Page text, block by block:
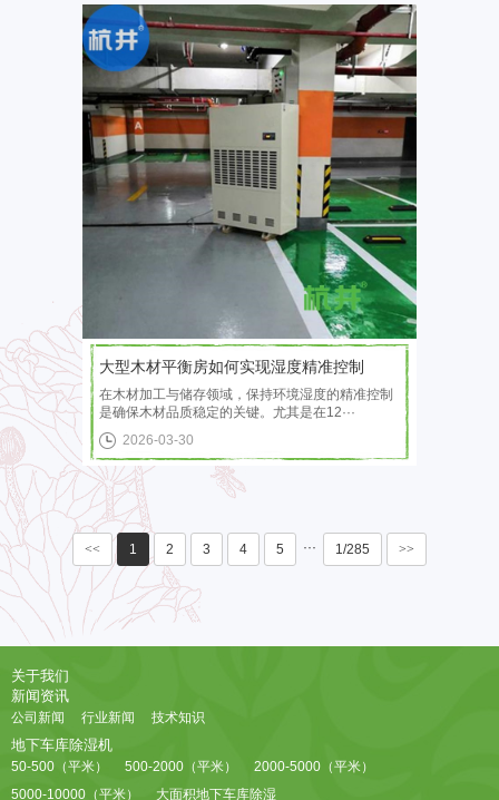
大型木材平衡房如何实现湿度精准控制
在木材加工与储存领域，保持环境湿度的精准控制
是确保木材品质稳定的关键。尤其是在12···
2026-03-30
<< 1 2 3 4 5 ··· 1/285 >>
关于我们
新闻资讯
公司新闻 行业新闻 技术知识
地下车库除湿机
50-500（平米） 500-2000（平米）
2000-5000（平米）
5000-10000（平米）
大面积地下车库除湿